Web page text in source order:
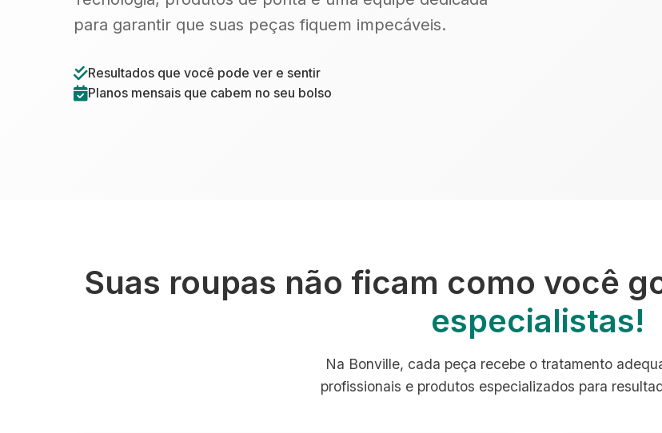
para garantir que suas peças fiquem impecáveis.
Resultados que você pode ver e sentir
Planos mensais que cabem no seu bolso
Suas roupas não ficam como você
especialistas!
Na Bonville, cada peça recebe o tratamento
profissionais e produtos especializados para